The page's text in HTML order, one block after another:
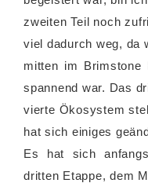
zweiten Teil noch
viel dadurch weg, da
mitten im
spannend war. Das
vierte Ökosystem
hat sich einiges
Es hat sich
dritten Etappe, dem